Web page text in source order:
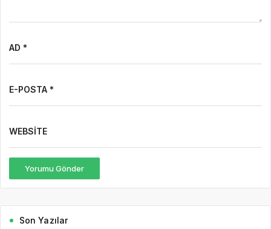
AD *
E-POSTA *
WEBSITE
Yorumu Gönder
Son Yazılar